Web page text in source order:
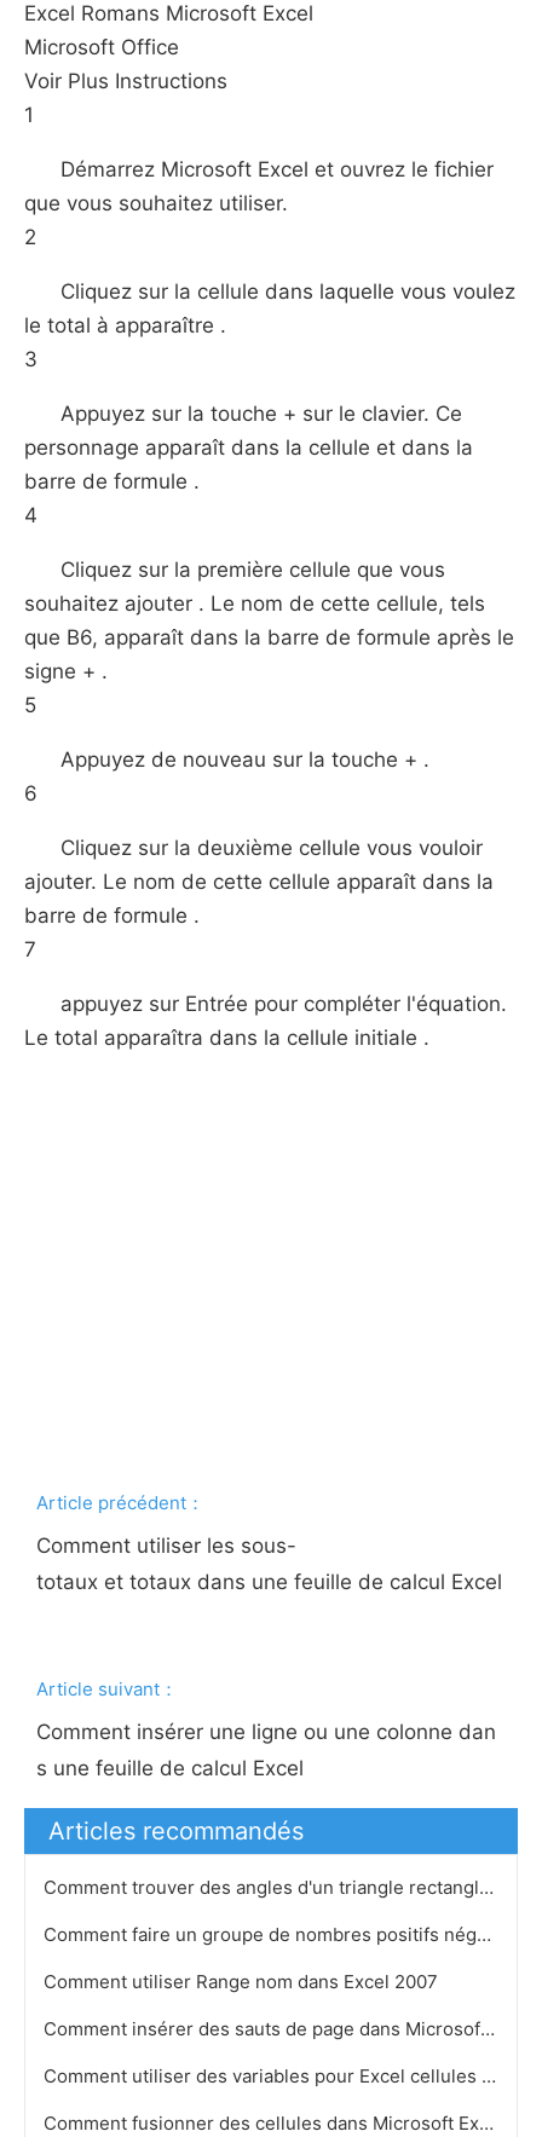
Excel Romans Microsoft Excel
Microsoft Office
Voir Plus Instructions
1
Démarrez Microsoft Excel et ouvrez le fichier
que vous souhaitez utiliser.
2
Cliquez sur la cellule dans laquelle vous voulez
le total à apparaître .
3
Appuyez sur la touche + sur le clavier. Ce
personnage apparaît dans la cellule et dans la
barre de formule .
4
Cliquez sur la première cellule que vous
souhaitez ajouter . Le nom de cette cellule, tels
que B6, apparaît dans la barre de formule après le
signe + .
5
Appuyez de nouveau sur la touche + .
6
Cliquez sur la deuxième cellule vous vouloir
ajouter. Le nom de cette cellule apparaît dans la
barre de formule .
7
appuyez sur Entrée pour compléter l'équation.
Le total apparaîtra dans la cellule initiale .
Article précédent：
Comment utiliser les sous-
totaux et totaux dans une feuille de calcul Excel
Article suivant：
Comment insérer une ligne ou une colonne dan
s une feuille de calcul Excel
Articles recommandés
Comment trouver des angles d'un triangle rectangle dans Excel
Comment faire un groupe de nombres positifs négatifs dans Excel
Comment utiliser Range nom dans Excel 2007
Comment insérer des sauts de page dans Microsoft Excel 2003
Comment utiliser des variables pour Excel cellules et Visual Basic
Comment fusionner des cellules dans Microsoft Excel 2003